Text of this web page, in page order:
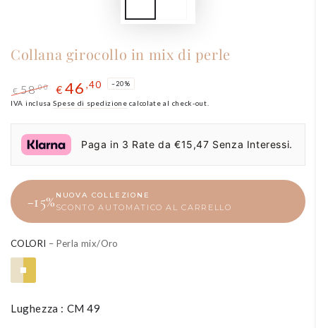
Collana girocollo in mix di perle
Prezzo
€ 58,00
Il
di
liquidazione
€ 46 ,40 –20%
IVA inclusaSpese di spedizione calcolate al check-out.
Paga in 3 Rate da €15,47 Senza Interessi.
−15% NUOVA COLLEZIONE
SCONTO AUTOMATICO AL CARRELLO
COLORI – Perla mix/Oro
Lughezza : CM 49